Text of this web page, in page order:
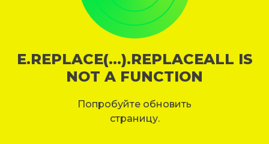
E.REPLACE(...).REPLACEALL IS
NOT A FUNCTION
Попробуйте обновить
страницу.